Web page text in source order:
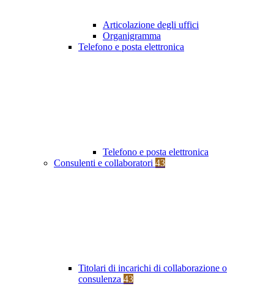
Articolazione degli uffici
Organigramma
Telefono e posta elettronica
Telefono e posta elettronica
Consulenti e collaboratori 43
Titolari di incarichi di collaborazione o
consulenza 43